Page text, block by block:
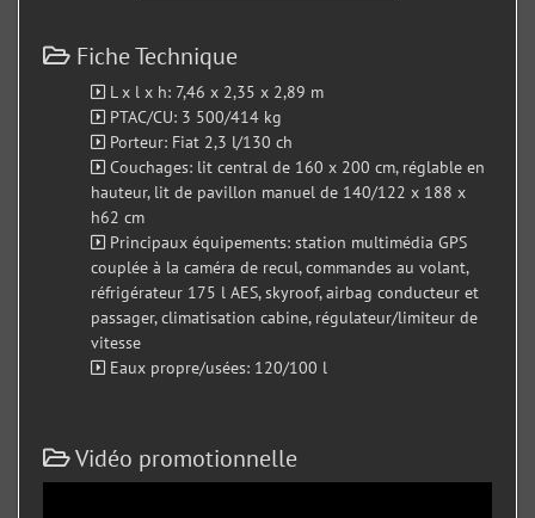
Fiche Technique
L x l x h: 7,46 x 2,35 x 2,89 m
PTAC/CU: 3 500/414 kg
Porteur: Fiat 2,3 l/130 ch
Couchages: lit central de 160 x 200 cm, réglable en
hauteur, lit de pavillon manuel de 140/122 x 188 x
h62 cm
Principaux équipements: station multimédia GPS
couplée à la caméra de recul, commandes au volant,
réfrigérateur 175 l AES, skyroof, airbag conducteur et
passager, climatisation cabine, régulateur/limiteur de
vitesse
Eaux propre/usées: 120/100 l
Vidéo promotionnelle